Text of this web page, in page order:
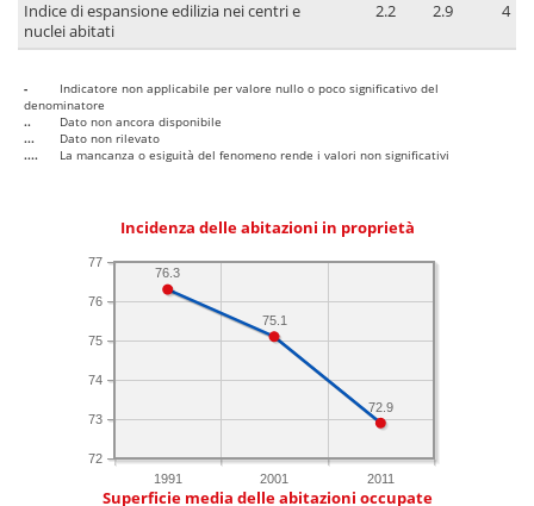
Indice di espansione edilizia nei centri e
nuclei abitati
2.2 2.9 4
-
Indicatore non applicabile per valore nullo o poco significativo del
denominatore
..
Dato non ancora disponibile
...
Dato non rilevato
....
La mancanza o esiguità del fenomeno rende i valori non significativi
Incidenza delle abitazioni in proprietà
1991 2001 2011
72
73
74
75
76
77
72.9
75.1
76.3
Superficie media delle abitazioni occupate